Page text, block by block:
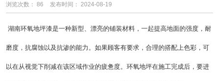
浏览次数： 86 发布时间： 2024-08-19
湖南环氧地坪漆是一种新型、漂亮的铺装材料，一起提高地面的强度，耐
磨度，抗腐蚀以及抗渗的能力。如果顾客有要求，合理的搭配上色彩，可
以在从视觉下削减在该区域作业的疲惫度。环氧地坪在施工完成后，要进